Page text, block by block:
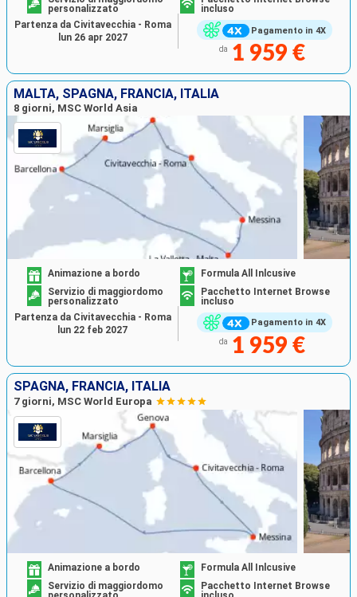
Pagamento in 4X
personalizzato
incluso
da 1 959 €
Partenza da Civitavecchia - Roma
lun 26 apr 2027
MALTA, SPAGNA, FRANCIA, ITALIA
8 giorni, MSC World Asia
Pagamento in 4X
Animazione a bordo
Formula All Inlcusive
Servizio di maggiordomo
personalizzato
Pacchetto Internet Browse
incluso
da 1 959 €
Partenza da Civitavecchia - Roma
lun 22 feb 2027
SPAGNA, FRANCIA, ITALIA
7 giorni, MSC World Europa
Animazione a bordo
Formula All Inlcusive
Servizio di maggiordomo
Pacchetto Internet Browse